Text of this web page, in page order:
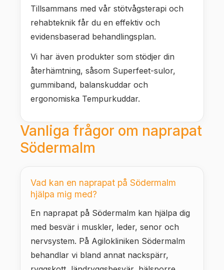
Tillsammans med vår stötvågsterapi och
rehabteknik får du en effektiv och
evidensbaserad behandlingsplan.
Vi har även produkter som stödjer din
återhämtning, såsom Superfeet-sulor,
gummiband, balanskuddar och
ergonomiska Tempurkuddar.
Vanliga frågor om naprapat
Södermalm
Vad kan en naprapat på Södermalm
hjälpa mig med?
En naprapat på Södermalm kan hjälpa dig
med besvär i muskler, leder, senor och
nervsystem. På Agilokliniken Södermalm
behandlar vi bland annat nackspärr,